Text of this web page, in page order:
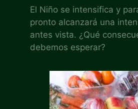
El Niño se intensifica y
pronto alcanzará una
antes vista. ¿Qué
debemos esperar?